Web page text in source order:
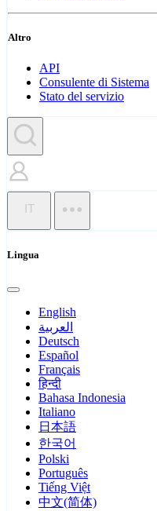
Altro
API
Consulente di Sistema
Stato del servizio
IT
Lingua
English
العربية
Deutsch
Español
Français
हिन्दी
Bahasa Indonesia
Italiano
日本語
한국어
Polski
Português
Tiếng Việt
中文(简体)